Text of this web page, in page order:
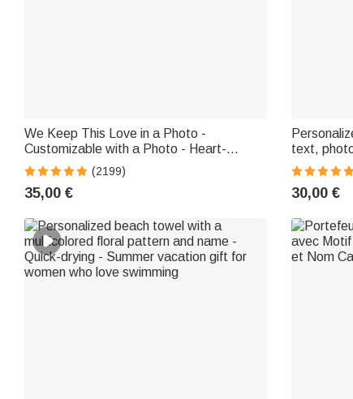
We Keep This Love in a Photo -
Customizable with a Photo - Heart-
Shaped Necklace
(2199)
35,00 €
text,
and
30,00 €